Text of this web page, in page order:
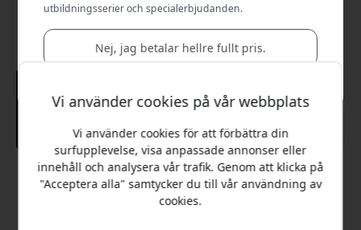
Rekommenderat pris
179 SEK
Vi använder cookies på vår webbplats
Vi använder cookies för att förbättra din
surfupplevelse, visa anpassade annonser eller
innehåll och analysera vår trafik. Genom att klicka på
"Acceptera alla" samtycker du till vår användning av
cookies.
utbildningsserier och specialerbjudanden.
Nej, jag betalar hellre fullt pris.